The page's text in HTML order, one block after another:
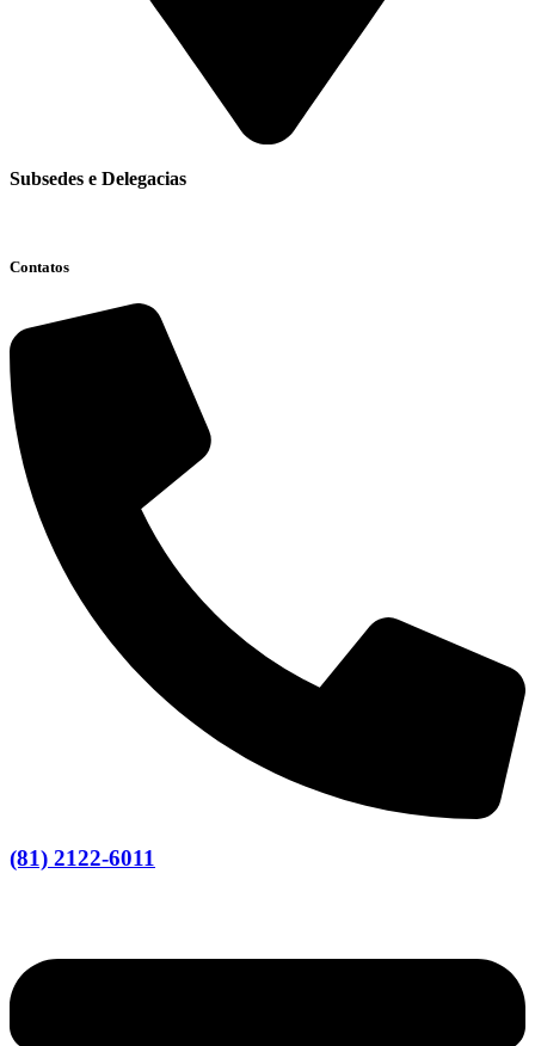
Subsedes e Delegacias
Contatos
(81) 2122-6011